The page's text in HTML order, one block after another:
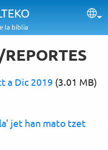
la biblia
a Dic 2019 (3.01 MB)
jet han mato tzet